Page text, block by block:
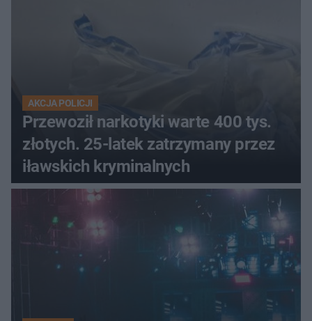
AKCJA POLICJI
Przewoził narkotyki warte 400 tys.
złotych. 25-latek zatrzymany przez
iławskich kryminalnych